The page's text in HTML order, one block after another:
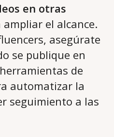
en otras
ampliar el alcance.
asegúrate
se publique en
de
automatizar la
seguimiento a las